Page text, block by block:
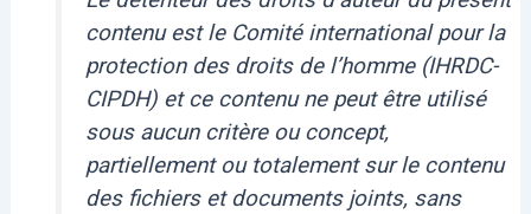
contenu est le Comité international pour la
protection des droits de l’homme (IHRDC-
CIPDH) et ce contenu ne peut être utilisé
sous aucun critère ou concept,
partiellement ou totalement sur le contenu
des fichiers et documents joints, sans